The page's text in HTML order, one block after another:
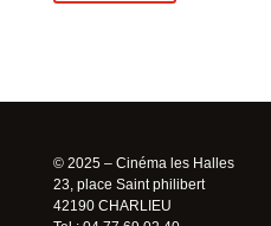
© 2025 – Cinéma les Halles
23, place Saint philibert
42190 CHARLIEU